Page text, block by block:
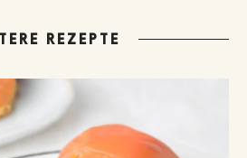
REZEPTE